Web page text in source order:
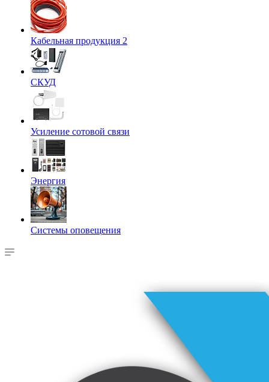
Кабельная продукция 2
СКУД
Усиление сотовой связи
Энергия
Системы оповещения